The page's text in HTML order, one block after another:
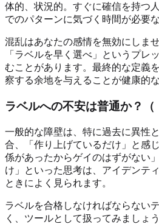
体的、状況的。すぐに確信を持つ
でのパターンに気づく時間が必要
混乱はあなたの感情を無効にしま
「ラベルを早く選べ」というプレ
むことがあります。最終的な定義
察する余地を与えることが健康的
ラベルへの不安は普通か？（
一般的な障壁は、特に過去に異性
合、「作り上げているだけ」と感
係があったからゲイのはずがない
け」といった思考は、アイデンテ
ときによく見られます。
ラベルを合格しなければならない
く、ツールとして扱ってみましょ